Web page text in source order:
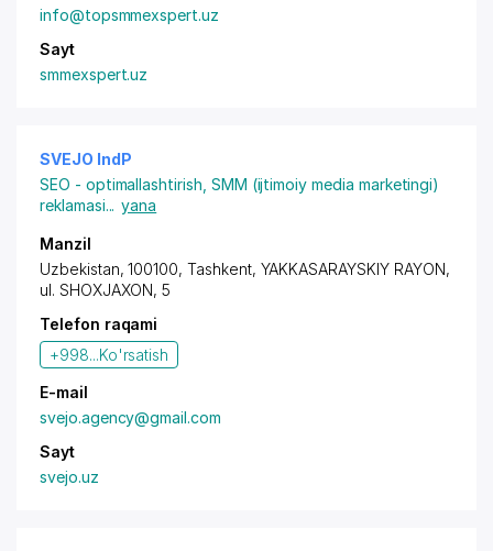
info@topsmmexspert.uz
Sayt
smmexspert.uz
SVEJO IndP
SEO - optimallashtirish SMM (ijtimoiy media marketingi)
reklamasi... yana
Manzil
Uzbekistan, 100100, Tashkent, YAKKASARAYSKIY RAYON,
ul. SHOXJAXON, 5
Telefon raqami
+998...Ko'rsatish
E-mail
svejo.agency@gmail.com
Sayt
svejo.uz